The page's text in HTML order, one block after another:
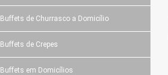
Buffets de Churrasco a Domicílio
Buffets de Crepes
Buffets em Domicílios